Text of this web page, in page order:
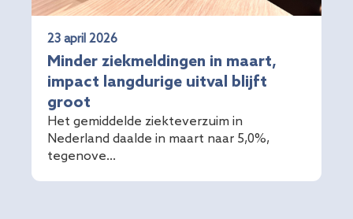
23 april 2026
Minder ziekmeldingen in maart,
impact langdurige uitval blijft
groot
Het gemiddelde ziekteverzuim in
Nederland daalde in maart naar 5,0%,
tegenove...